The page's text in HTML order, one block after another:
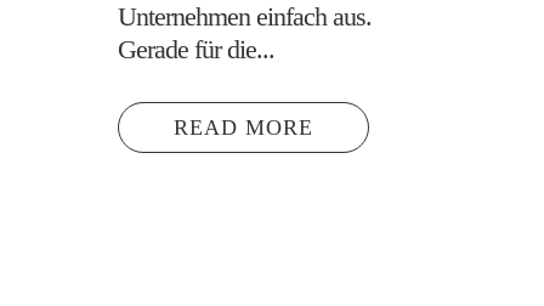
Unternehmen einfach aus.
Gerade für die...
READ MORE